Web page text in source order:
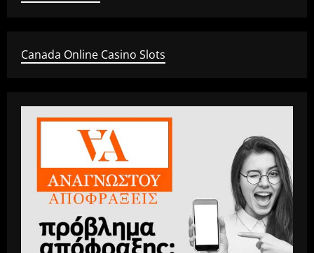
Canada Online Casino Slots